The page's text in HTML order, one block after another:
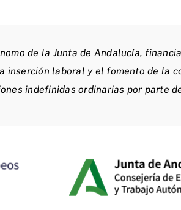
de la Junta de Andalucía,
inserción laboral y el fomento de la
indefinidas ordinarias por parte